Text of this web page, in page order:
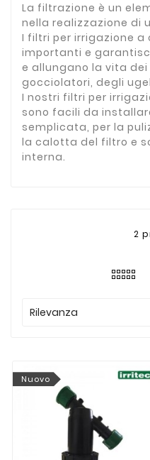
La filtrazione è un
nella realizzazione di
I filtri per irrigazione
importanti e
e allungano la vita
gocciolatori, degli
I nostri filtri per
sono facili da
semplicata, per la
la calotta del filtro e
interna.
2
Rilevanza
Nuovo